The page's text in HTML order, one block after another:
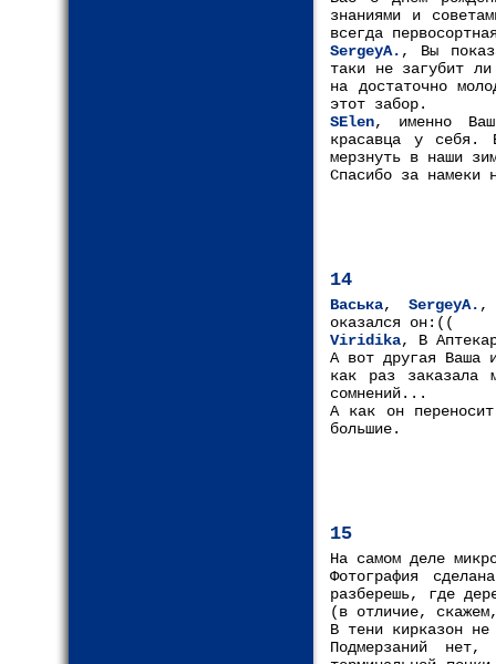
знаниями и
всегда
SergeyA. , Вы
таки не загубит ли
на достаточно
этот забор.
SElen, именно
красавца у себя.
мерзнуть в наши
Спасибо за намеки
14
Васька,SergeyA. ,
оказался он:((
Viridika, В
А вот другая Ваша
как раз заказала
сомнений...
А как он
большие.
15
На самом деле
Фотография
разберешь, где
(в отличие,
В тени кирказон
Подмерзаний